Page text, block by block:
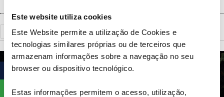
Este website utiliza cookies
Este Website permite a utilização de Cookies e
tecnologias similares próprias ou de terceiros que
armazenam informações sobre a navegação no seu
browser ou dispositivo tecnológico.
Estas informações permitem o acesso, utilização,
Voltar